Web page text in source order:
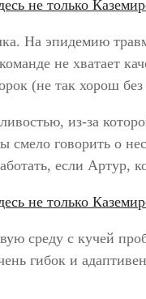
На эпидемию
не хватает
(не так хорош
из-за
говорить о
если Артур,
среду с кучей
гибок и